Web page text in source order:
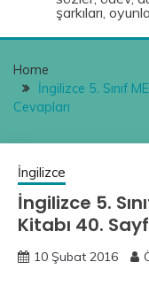
şarkıları,
Home
İngilizce 5. Sınıf
Cevapları
İngilizce
İngilizce 5.
Kitabı 40.
10 Şubat 2016